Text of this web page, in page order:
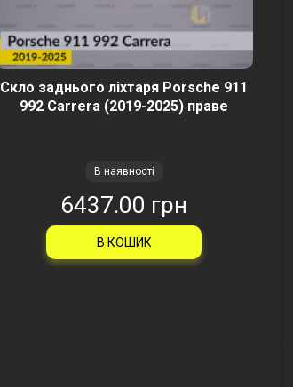
Скло заднього ліхтаря Porsche 911
992 Carrera (2019-2025) праве
В наявності
6437.00 грн
В КОШИК